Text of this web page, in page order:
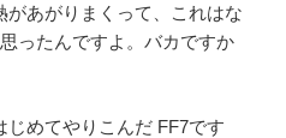
があがりまくって、これはな
ったんですよ。バカですか
めてやりこんだ FF7です